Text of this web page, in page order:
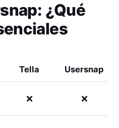
: ¿Qué
Tella Usersnap
❌ ❌